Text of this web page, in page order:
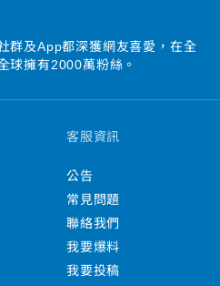
群及App都深獲網友喜愛，在全
球擁有2000萬粉絲。
客服資訊
公告
常見問題
聯絡我們
我要爆料
我要投稿